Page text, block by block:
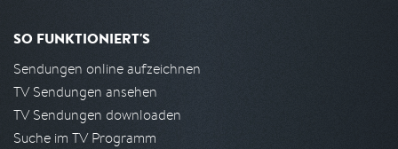
SO FUNKTIONIERT'S
Sendungen online aufzeichnen
TV Sendungen ansehen
TV Sendungen downloaden
Suche im TV Programm